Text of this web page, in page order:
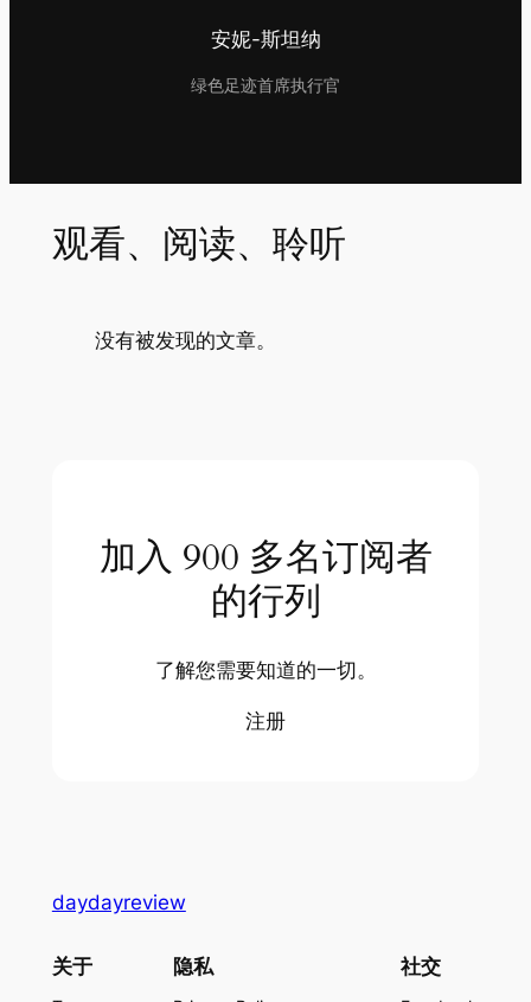
安妮-斯坦纳
绿色足迹首席执行官
观看、阅读、聆听
没有被发现的文章。
加入 900 多名订阅者
的行列
了解您需要知道的一切。
注册
daydayreview
关于 隐私 社交